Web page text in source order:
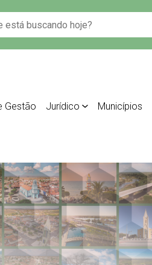
Gestão Jurídico Municípios